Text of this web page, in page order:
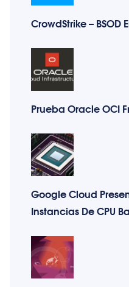
CrowdStrike – BSOD
Prueba Oracle OCI
Google Cloud
Instancias De CPU